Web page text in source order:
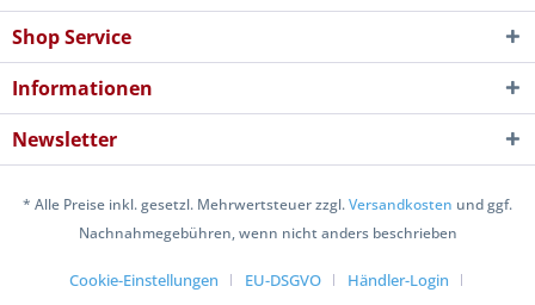
Shop Service
Informationen
Newsletter
* Alle Preise inkl. gesetzl. Mehrwertsteuer zzgl.Versandkosten und ggf.
Nachnahmegebühren, wenn nicht anders beschrieben
Cookie-Einstellungen EU-DSGVO
Händler-Login